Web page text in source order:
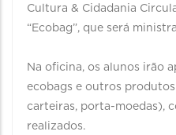
Cultura & Cidadania
“Ecobag”, que será
Na oficina, os alunos irão
ecobags e outros
carteiras, porta-moedas),
realizados.